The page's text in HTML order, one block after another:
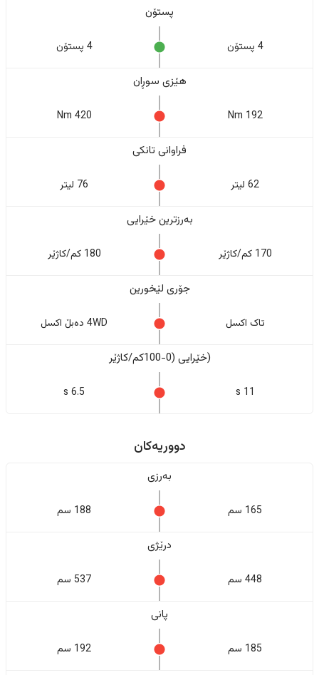
پستۆن
4 پستۆن 4 پستۆن
هێزی سوڕان
192 Nm
420 Nm
فراوانی تانکی
62 لیتر 76 لیتر
بەرزترین خێرایی
170 کم/کاژێر 180 کم/کاژێر
جۆری لێخورین
تاک اکسل 4WD دەبڵ اکسل
(خێرایی (0-100کم/کاژێر
11 s
6.5 s
دووریەکان
بەرزی
165 سم 188 سم
درێژی
448 سم 537 سم
پانی
185 سم 192 سم